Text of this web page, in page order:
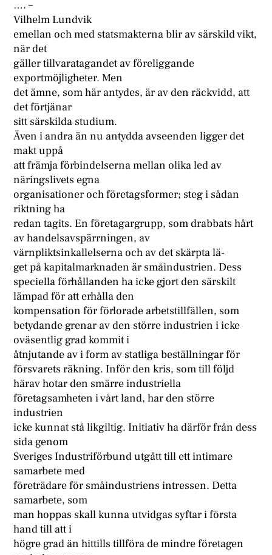
…. –
Vilhelm Lundvik
emellan och med statsmakterna blir av särskild vikt,
när det
gäller tillvaratagandet av föreliggande
exportmöjligheter. Men
det ämne, som här antydes, är av den räckvidd, att
det förtjänar
sitt särskilda studium.
Även i andra än nu antydda avseenden ligger det
makt uppå
att främja förbindelserna mellan olika led av
näringslivets egna
organisationer och företagsformer; steg i sådan
riktning ha
redan tagits. En företagargrupp, som drabbats hårt
av handelsavspärrningen, av
värnpliktsinkallelserna och av det skärpta lä-
get på kapitalmarknaden är småindustrien. Dess
speciella förhållanden ha icke gjort den särskilt
lämpad för att erhålla den
kompensation för förlorade arbetstillfällen, som
betydande grenar av den större industrien i icke
oväsentlig grad kommit i
åtnjutande av i form av statliga beställningar för
försvarets räkning. Inför den kris, som till följd
härav hotar den smärre industriella
företagsamheten i vårt land, har den större
industrien
icke kunnat stå likgiltig. Initiativ ha därför från dess
sida genom
Sveriges Industriförbund utgått till ett intimare
samarbete med
företrädare för småindustriens intressen. Detta
samarbete, som
man hoppas skall kunna utvidgas syftar i första
hand till att i
högre grad än hittills tillföra de mindre företagen